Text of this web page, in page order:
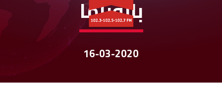
بانوراما
16-03-2020